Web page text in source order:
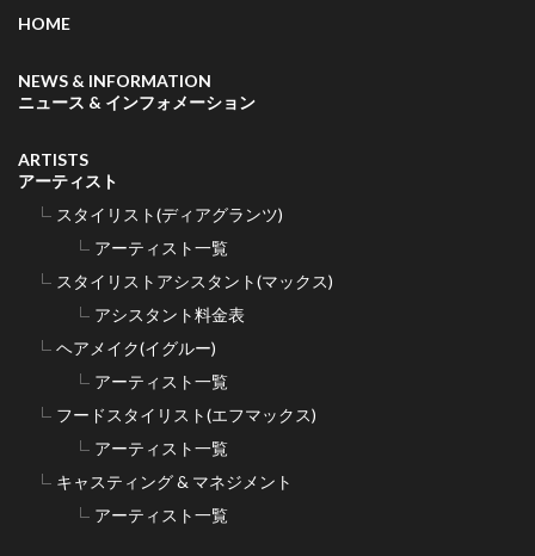
HOME
NEWS & INFORMATION
ニュース & インフォメーション
ARTISTS
アーティスト
スタイリスト(ディアグランツ)
アーティスト一覧
スタイリストアシスタント(マックス)
アシスタント料金表
ヘアメイク(イグルー)
アーティスト一覧
フードスタイリスト(エフマックス)
アーティスト一覧
キャスティング & マネジメント
アーティスト一覧